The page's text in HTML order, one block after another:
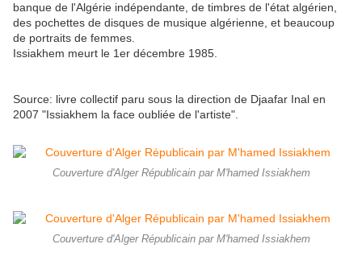
banque de l'Algérie indépendante, de timbres de l'état algérien,
des pochettes de disques de musique algérienne, et beaucoup
de portraits de femmes.
Issiakhem meurt le 1er décembre 1985.
Source: livre collectif paru sous la direction de Djaafar Inal en
2007 "Issiakhem la face oubliée de l'artiste".
Couverture d'Alger Républicain par M'hamed Issiakhem
Couverture d'Alger Républicain par M'hamed Issiakhem